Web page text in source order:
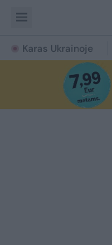
Karas Ukrainoje